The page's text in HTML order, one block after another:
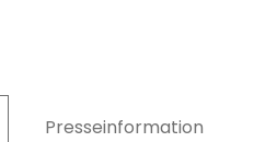
Presseinformation